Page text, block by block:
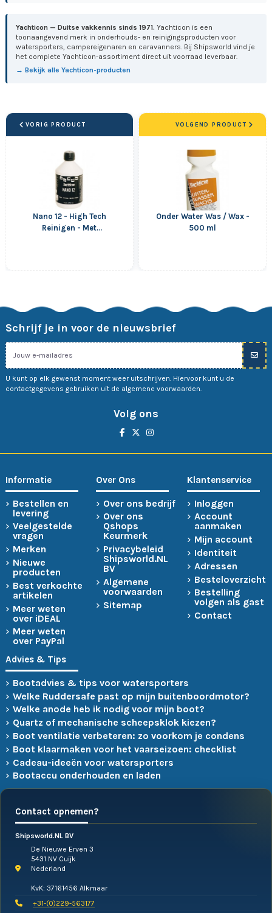
Yachticon — Duitse vakkennis sinds 1971. Yachticon is een
toonaangevend merk in onderhouds- en reinigingsproducten voor
watersporters, campereigenaren en caravanners. Bij Shipsworld vind je
het complete Yachticon-assortiment direct uit voorraad leverbaar.
→ Bekijk alle Yachticon-producten
VORIG PRODUCT
Nano 12 - High Tech
Reinigen - Met
Onder Water Was / Wax -
500 ml
VOLGEND PRODUCT
Schrijf je in voor de nieuwsbrief
U kunt op elk gewenst moment weer uitschrijven. Hiervoor kunt u de
contactgegevens gebruiken uit de algemene voorwaarden.
Volg ons
Informatie
Bestellen en
levering
Veelgestelde
vragen
Merken
Nieuwe
producten
Best verkochte
artikelen
Meer weten
over iDEAL
Meer weten
over PayPal
Over Ons
Over ons bedrijf
Over ons
Qshops
Keurmerk
Privacybeleid
Shipsworld.NL
BV
Algemene
voorwaarden
Sitemap
Klantenservice
Inloggen
Account
aanmaken
Mijn account
Identiteit
Adressen
Besteloverzicht
Bestelling
volgen als gast
Contact
Advies & Tips
Bootadvies & tips voor watersporters
Welke Ruddersafe past op mijn buitenboordmotor?
Welke anode heb ik nodig voor mijn boot?
Quartz of mechanische scheepsklok kiezen?
Boot ventilatie verbeteren: zo voorkom je condens
Boot klaarmaken voor het vaarseizoen: checklist
Cadeau-ideeën voor watersporters
Bootaccu onderhouden en laden
Contact opnemen?
Shipsworld.NL BV
De Nieuwe Erven 3
5431 NV Cuijk
Nederland
KvK: 37161456 Alkmaar
+31-(0)229-563177